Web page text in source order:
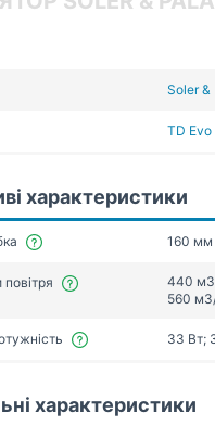
Soler &
TD Evo
характеристики
160 мм
440
560
33 Вт;
характеристики